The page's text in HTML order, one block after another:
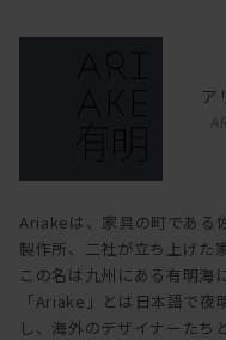
ア
Ariakeは、家具の町である
製作所、二社が立ち上げた
この名は九州にある有明海
「Ariake」とは日本語で
し、海外のデザイナーたち